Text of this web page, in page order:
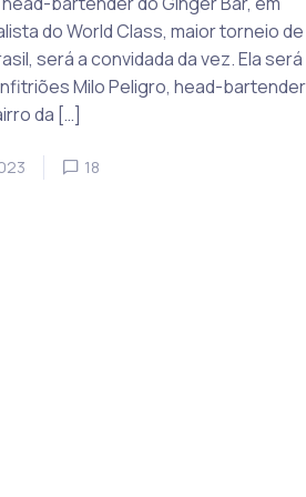
do World Class, maior torneio de
será a convidada da vez. Ela será
Milo Peligro, head-
da […]
18